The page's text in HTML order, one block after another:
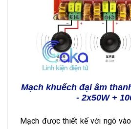
Mạch khuếch đại âm
- 2x50W +
Mạch được thiết kế với ngõ vào